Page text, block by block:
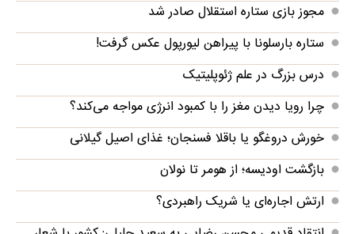
مجوز بازی ستاره استقلال صادر شد
ستاره بارسلونا با پیراهن لیورپول عکس گرفت!
درس بزرگ در علم ژئوپلیتیک
چرا رویا دیدن مغز را با کمبود انرژی مواجه می‌کند؟
خورش دروغگو یا باقلا فسنجان؛ غذای اصیل گیلانی
بازگشت اودیسه؛ از هومر تا نولان
ارتش اجاره‌ای یا شریک راهبردی؟